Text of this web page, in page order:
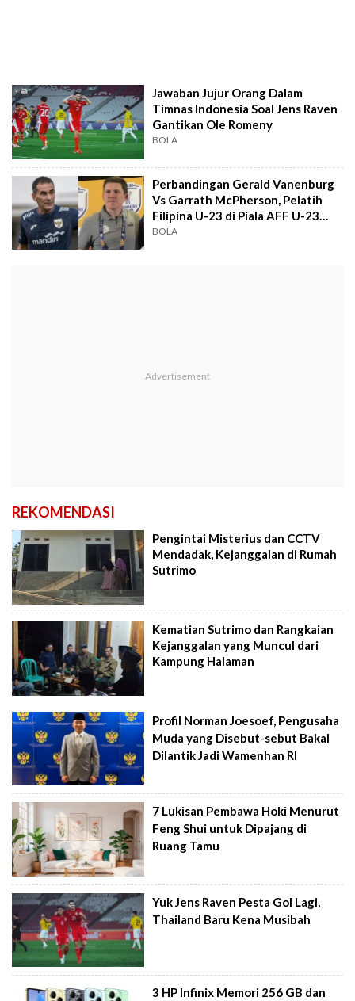
Jawaban Jujur Orang Dalam
Timnas Indonesia Soal Jens Raven
Gantikan Ole Romeny
BOLA
Perbandingan Gerald Vanenburg
Vs Garrath McPherson, Pelatih
Filipina U-23 di Piala AFF U-23
2025
BOLA
REKOMENDASI
Pengintai Misterius dan CCTV
Mendadak, Kejanggalan di Rumah
Sutrimo
Kematian Sutrimo dan Rangkaian
Kejanggalan yang Muncul dari
Kampung Halaman
Profil Norman Joesoef, Pengusaha
Muda yang Disebut-sebut Bakal
Dilantik Jadi Wamenhan RI
7 Lukisan Pembawa Hoki Menurut
Feng Shui untuk Dipajang di
Ruang Tamu
Yuk Jens Raven Pesta Gol Lagi,
Thailand Baru Kena Musibah
3 HP Infinix Memori 256 GB dan